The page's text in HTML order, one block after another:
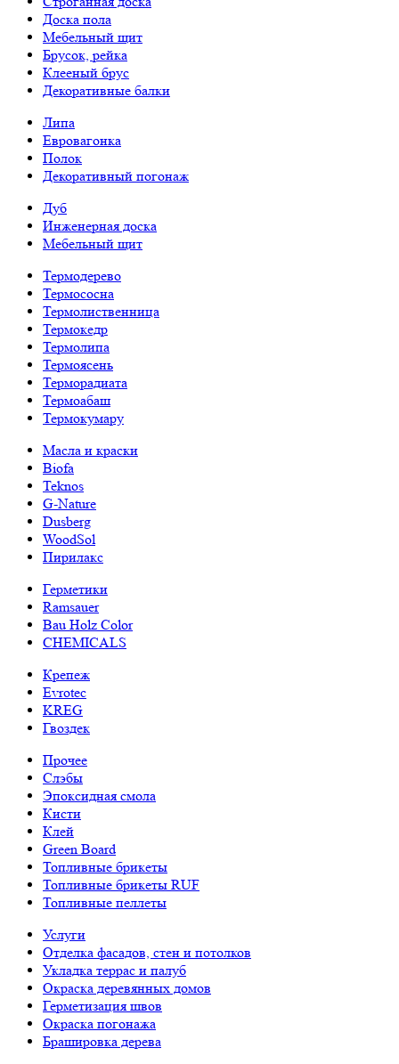
Доска пола
Мебельный щит
Брусок, рейка
Клееный брус
Декоративные балки
Липа
Евровагонка
Полок
Декоративный погонаж
Дуб
Инженерная доска
Мебельный щит
Термодерево
Термососна
Термолиственница
Термокедр
Термолипа
Термоясень
Терморадиата
Термоабаш
Термокумару
Масла и краски
Biofa
Teknos
G-Nature
Dusberg
WoodSol
Пирилакс
Герметики
Ramsauer
Bau Holz Color
CHEMICALS
Крепеж
Evrotec
KREG
Гвоздек
Прочее
Слэбы
Эпоксидная смола
Кисти
Клей
Green Board
Топливные брикеты
Топливные брикеты RUF
Топливные пеллеты
Услуги
Отделка фасадов, стен и потолков
Укладка террас и палуб
Окраска деревянных домов
Герметизация швов
Окраска погонажа
Брашировка дерева